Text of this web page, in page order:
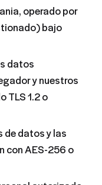
operado por
bajo
datos
y nuestros
TLS 1.2 o
de datos y las
con AES-256 o